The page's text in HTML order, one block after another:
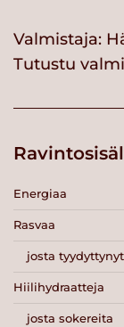
Valmistaja:
Tutustu
Energiaa
Rasvaa
josta
Hiilihydraatteja
josta sokereita